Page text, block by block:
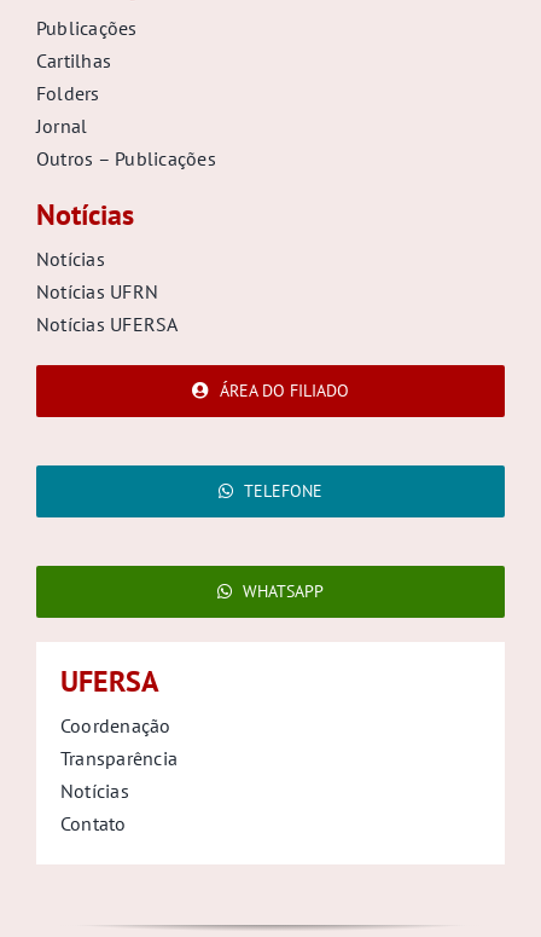
Publicações
Cartilhas
Folders
Jornal
Outros – Publicações
Notícias
Notícias
Notícias UFRN
Notícias UFERSA
ÁREA DO FILIADO
TELEFONE
WHATSAPP
UFERSA
Coordenação
Transparência
Notícias
Contato